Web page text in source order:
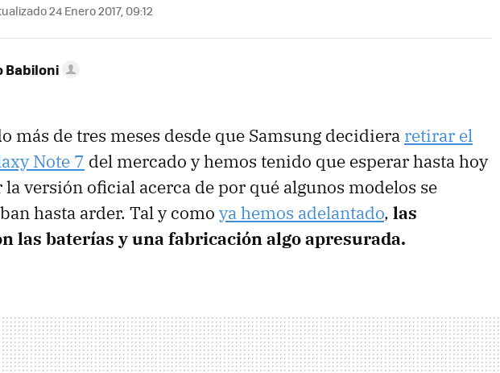
24 Enero 2017, 09:12
Babiloni
más de tres meses desde que Samsung decidiera retirar el
Note 7 del mercado y hemos tenido que esperar hasta hoy
versión oficial acerca de por qué algunos modelos se
hasta arder. Tal y como ya hemos adelantado, las
las baterías y una fabricación algo apresurada.